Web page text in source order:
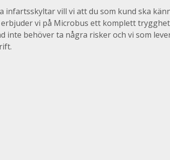
infartsskyltar vill vi att du som kund ska
vi på Microbus ett komplett
inte behöver ta några risker och vi som